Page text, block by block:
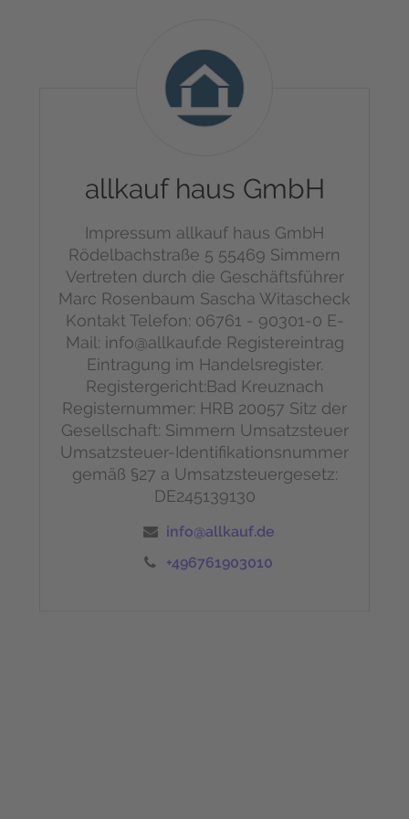
haus
GmbH
allkauf haus GmbH
Impressum allkauf haus GmbH
Rödelbachstraße 5 55469 Simmern
Vertreten durch die Geschäftsführer
Marc Rosenbaum Sascha Witascheck
KontaktTelefon: 06761 - 90301-0 E-
Mail: info@allkauf.de Registereintrag
Eintragung im Handelsregister.
Registergericht:Bad Kreuznach
Registernummer: HRB 20057 Sitz der
Gesellschaft: Simmern Umsatzsteuer
Umsatzsteuer-Identifikationsnummer
gemäß §27 a Umsatzsteuergesetz:
DE245139130
info@allkauf.de
+496761903010